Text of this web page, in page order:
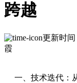
跨越
更新时间
霞
一、技术迭代：